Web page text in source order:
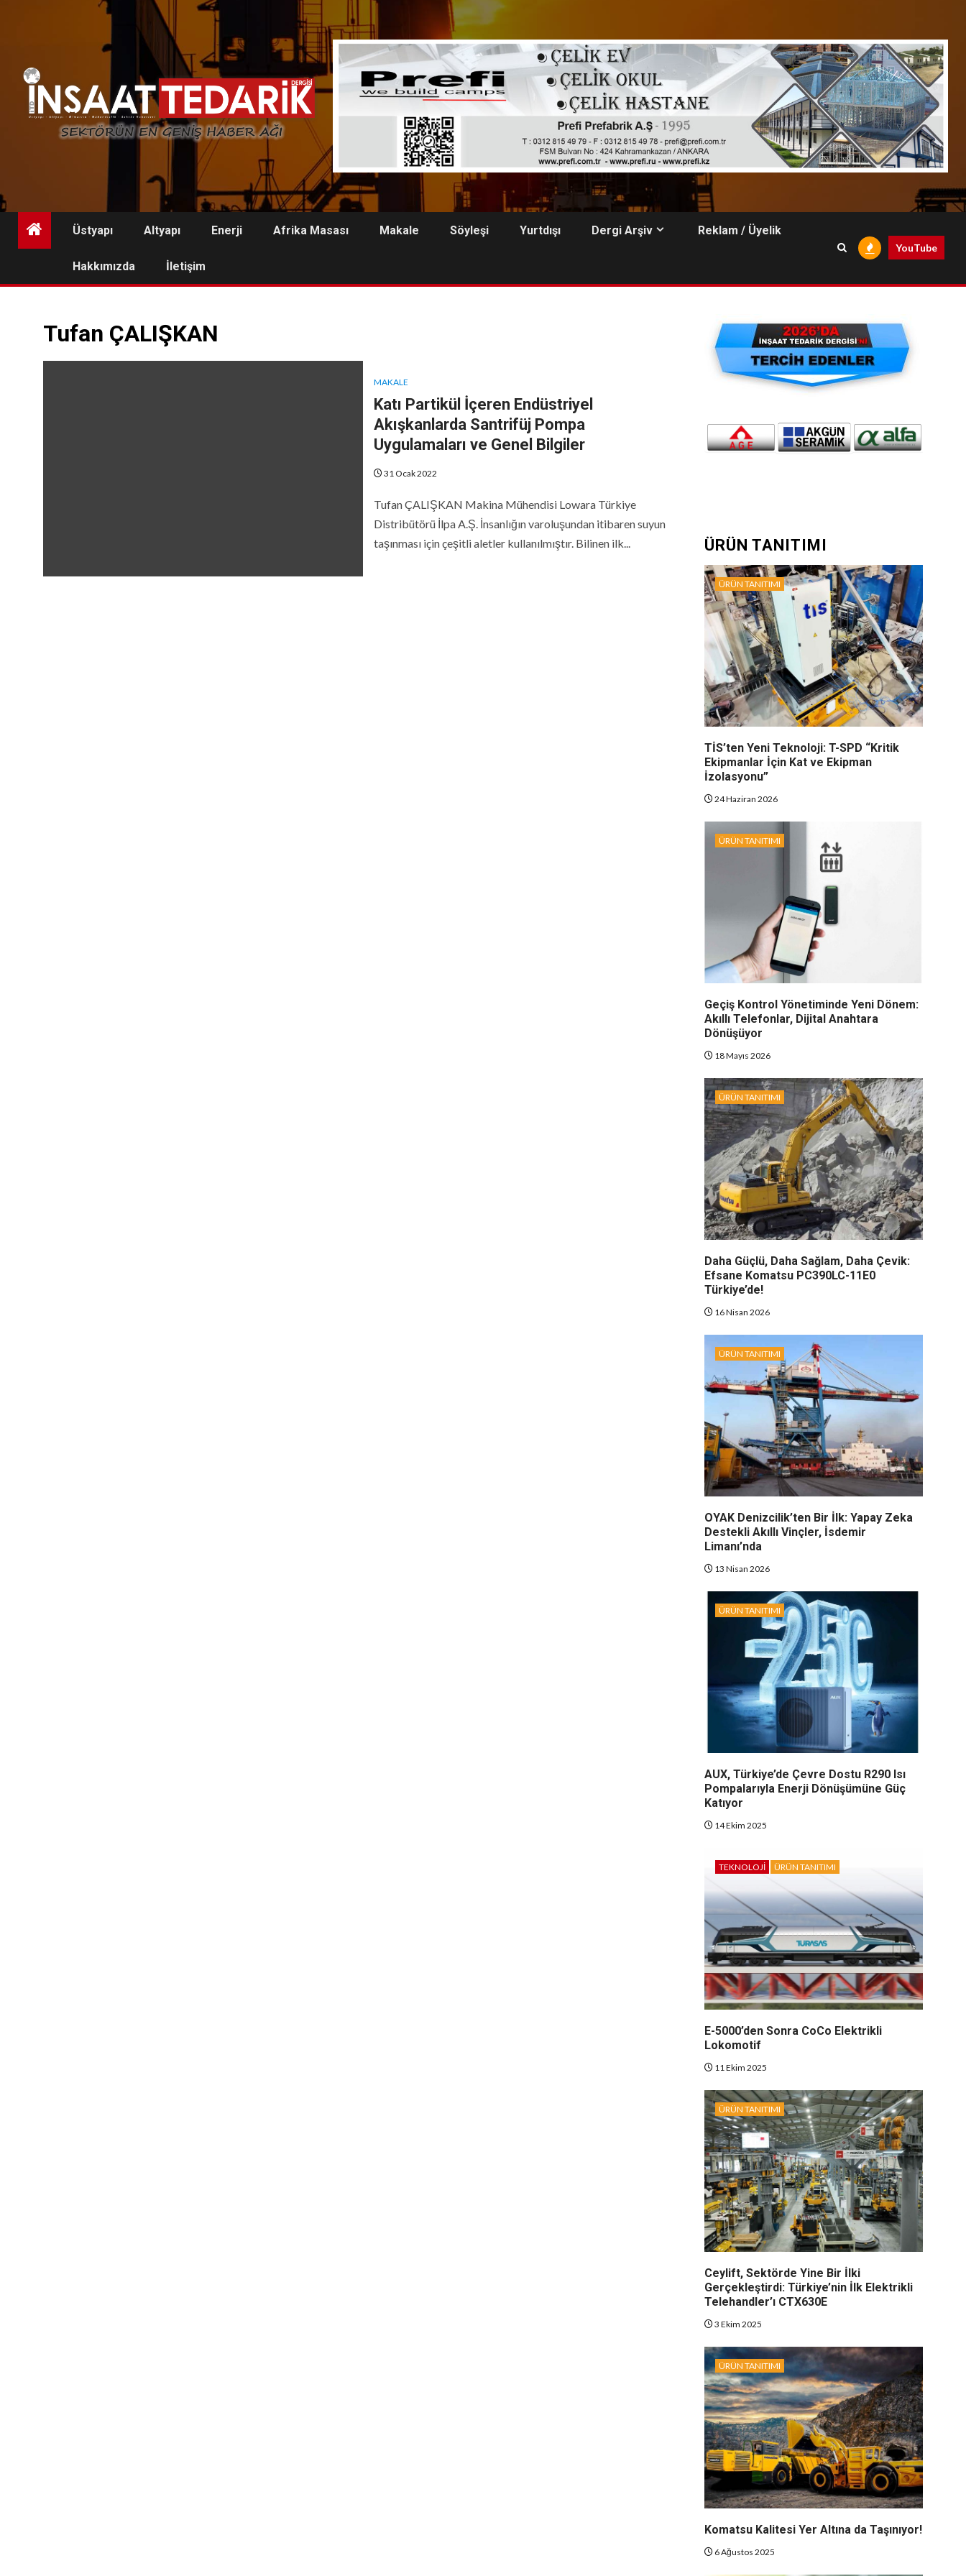
Üstyapı Altyapı Enerji Afrika Masası Makale Söyleşi Yurtdışı Dergi Arşiv Reklam / Üyelik
Hakkımızda İletişim
YouTube
Tufan ÇALIŞKAN
MAKALE
Katı Partikül İçeren Endüstriyel
Akışkanlarda Santrifüj Pompa
Uygulamaları ve Genel Bilgiler
31 Ocak 2022
Tufan ÇALIŞKAN Makina Mühendisi Lowara Türkiye
Distribütörü İlpa A.Ş. İnsanlığın varoluşundan itibaren suyun
taşınması için çeşitli aletler kullanılmıştır. Bilinen ilk...
ÜRÜN TANITIMI
ÜRÜN TANITIMI
TİS’ten Yeni Teknoloji: T-SPD “Kritik
Ekipmanlar İçin Kat ve Ekipman
İzolasyonu”
24 Haziran 2026
ÜRÜN TANITIMI
Geçiş Kontrol Yönetiminde Yeni Dönem:
Akıllı Telefonlar, Dijital Anahtara
Dönüşüyor
18 Mayıs 2026
ÜRÜN TANITIMI
Daha Güçlü, Daha Sağlam, Daha Çevik:
Efsane Komatsu PC390LC-11E0
Türkiye’de!
16 Nisan 2026
ÜRÜN TANITIMI
OYAK Denizcilik’ten Bir İlk: Yapay Zeka
Destekli Akıllı Vinçler, İsdemir
Limanı’nda
13 Nisan 2026
ÜRÜN TANITIMI
AUX, Türkiye’de Çevre Dostu R290 Isı
Pompalarıyla Enerji Dönüşümüne Güç
Katıyor
14 Ekim 2025
TEKNOLOJI ÜRÜN TANITIMI
E-5000’den Sonra CoCo Elektrikli
Lokomotif
11 Ekim 2025
ÜRÜN TANITIMI
Ceylift, Sektörde Yine Bir İlki
Gerçekleştirdi: Türkiye’nin İlk Elektrikli
Telehandler’ı CTX630E
3 Ekim 2025
ÜRÜN TANITIMI
Komatsu Kalitesi Yer Altına da Taşınıyor!
6 Ağustos 2025